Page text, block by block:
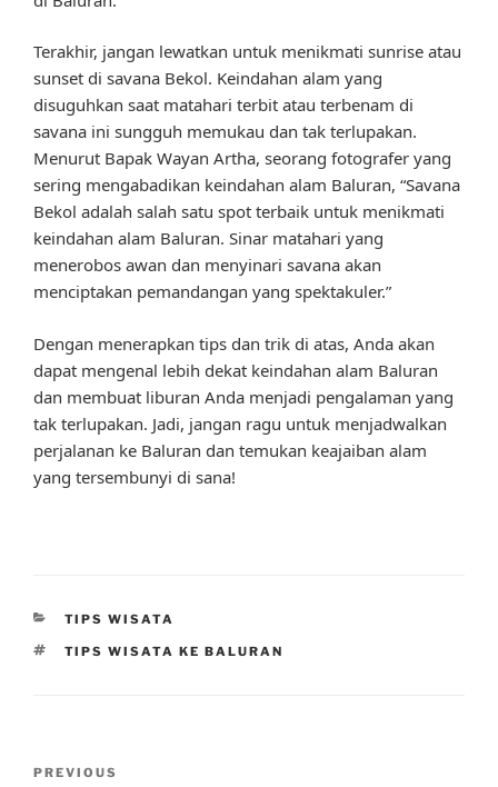
Terakhir, jangan lewatkan untuk menikmati sunrise atau
sunset di savana Bekol. Keindahan alam yang
disuguhkan saat matahari terbit atau terbenam di
savana ini sungguh memukau dan tak terlupakan.
Menurut Bapak Wayan Artha, seorang fotografer yang
sering mengabadikan keindahan alam Baluran, “Savana
Bekol adalah salah satu spot terbaik untuk menikmati
keindahan alam Baluran. Sinar matahari yang
menerobos awan dan menyinari savana akan
menciptakan pemandangan yang spektakuler.”
Dengan menerapkan tips dan trik di atas, Anda akan
dapat mengenal lebih dekat keindahan alam Baluran
dan membuat liburan Anda menjadi pengalaman yang
tak terlupakan. Jadi, jangan ragu untuk menjadwalkan
perjalanan ke Baluran dan temukan keajaiban alam
yang tersembunyi di sana!
CATEGORIES
TIPS WISATA
TAGS
TIPS WISATA KE BALURAN
Previous
PREVIOUS